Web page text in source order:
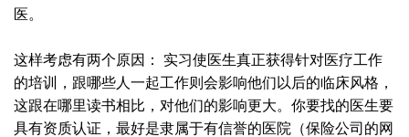
医。
这样考虑有两个原因： 实习使医生真正获得针对医疗工作
的培训，跟哪些人一起工作则会影响他们以后的临床风格，
这跟在哪里读书相比，对他们的影响更大。你要找的医生要
具有资质认证，最好是隶属于有信誉的医院（保险公司的网